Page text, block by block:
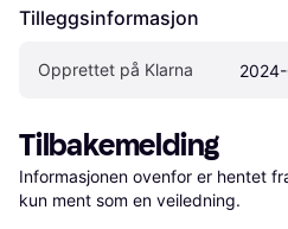
Tilleggsinformasjon
Opprettet på Klarna
Tilbakemelding
Informasjonen ovenfor er hentet
kun ment som en veiledning.